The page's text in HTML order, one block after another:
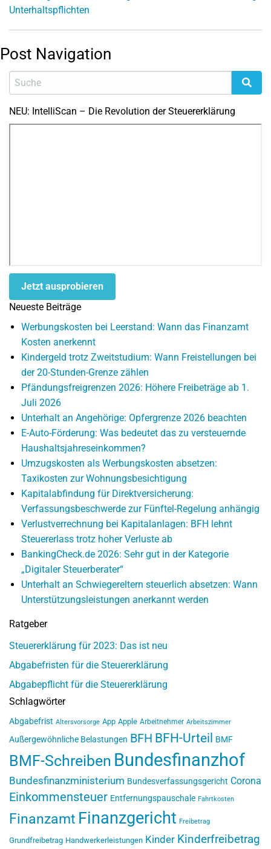
Unterhaltspflichten
Post Navigation
NEU: IntelliScan – Die Revolution der Steuererklärung
Jetzt ausprobieren
Neueste Beiträge
Werbungskosten bei Leerstand: Wann das Finanzamt
Kosten anerkennt
Kindergeld trotz Zweitstudium: Wann Freistellungen bei
der 20-Stunden-Grenze zählen
Pfändungsfreigrenzen 2026: Höhere Freibeträge ab 1.
Juli 2026
Unterhalt an Angehörige: Opfergrenze 2026 beachten
E-Auto-Förderung: Was bedeutet das zu versteuernde
Haushaltsjahreseinkommen?
Umzugskosten als Werbungskosten absetzen:
Taxikosten zur Wohnungsbesichtigung
Kapitalabfindung für Direktversicherung:
Verfassungsbeschwerde zur Fünftel-Regelung anhängig
Verlustverrechnung bei Kapitalanlagen: BFH lehnt
Steuererlass trotz hoher Verluste ab
BankingCheck.de 2026: Sehr gut in der Kategorie
„Digitaler Steuerberater“
Unterhalt an Schwiegereltern steuerlich absetzen: Wann
Unterstützungsleistungen anerkannt werden
Ratgeber
Steuererklärung für 2023: Das ist neu
Abgabefristen für die Steuererklärung
Abgabepflicht für die Steuererklärung
Schlagwörter
Abgabefrist Altersvorsorge App Apple Arbeitnehmer Arbeitszimmer
Außergewöhnliche Belastungen BFH BFH-Urteil BMF
BMF-Schreiben Bundesfinanzhof
Bundesfinanzministerium Bundesverfassungsgericht Corona
Einkommensteuer Entfernungspauschale Fahrtkosten
Finanzamt Finanzgericht Freibetrag
Grundfreibetrag Handwerkerleistungen Kinder Kinderfreibetrag